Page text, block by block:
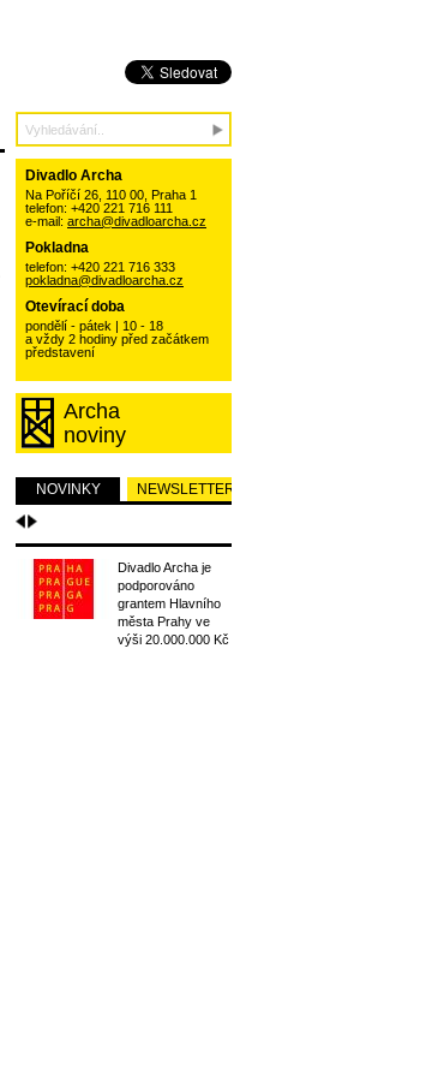
06.10.11 (19:30) 13.10.11 (19:30)
01.09.11 (19:30)
Divadlo Archa
Na Poříčí 26, 110 00, Praha 1
telefon: +420 221 716 111
e-mail: archa@divadloarcha.cz
Pokladna
telefon: +420 221 716 333
pokladna@divadloarcha.cz
Otevírací doba
pondělí - pátek | 10 - 18
a vždy 2 hodiny před začátkem
představení
Archa
noviny
NOVINKY NEWSLETTER
Divadlo Archa je
podporováno
grantem Hlavního
města Prahy ve
výši 20.000.000 Kč